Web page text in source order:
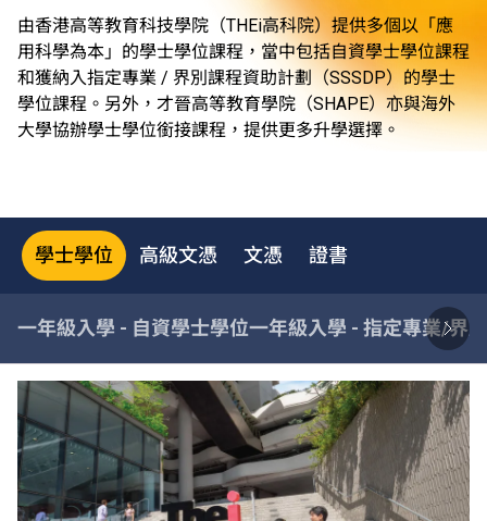
由香港高等教育科技學院（THEi高科院）提供多個以「應
用科學為本」的學士學位課程，當中包括自資學士學位課程
和獲納入指定專業 / 界別課程資助計劃（SSSDP）的學士
學位課程。另外，才晉高等教育學院（SHAPE）亦與海外
大學協辦學士學位銜接課程，提供更多升學選擇。
學士學位 高級文憑 文憑 證書
一年級入學 - 自資學士學位一年級入學 - 指定專業/界